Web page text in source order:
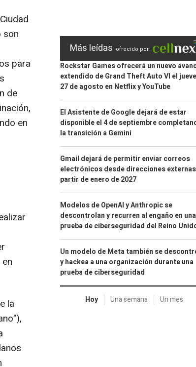
son
para
de
en
la
Más leídas ofrecido por
Rockstar Games ofrecerá un nuevo
extendido de Grand Theft Auto VI el
27 de agosto en Netflix y YouTube
El Asistente de Google dejará de estar
disponible el 4 de septiembre
la transición a Gemini
Gmail dejará de permitir enviar correos
electrónicos desde direcciones
partir de enero de 2027
Modelos de OpenAI y Anthropic se
descontrolan y recurren al engaño en una
prueba de ciberseguridad del Reino
Un modelo de Meta también se
y hackea a una organización durante una
prueba de ciberseguridad
Hoy Una semana Un mes